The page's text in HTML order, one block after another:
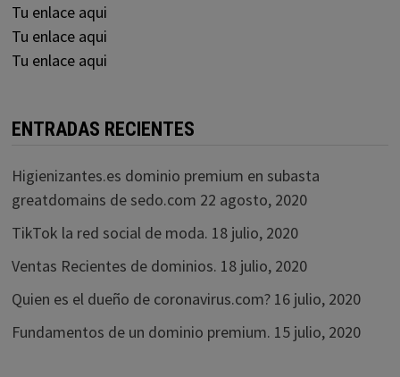
Tu enlace aqui
Tu enlace aqui
Tu enlace aqui
ENTRADAS RECIENTES
Higienizantes.es dominio premium en subasta
greatdomains de sedo.com 22 agosto, 2020
TikTok la red social de moda. 18 julio, 2020
Ventas Recientes de dominios. 18 julio, 2020
Quien es el dueño de coronavirus.com? 16 julio, 2020
Fundamentos de un dominio premium. 15 julio, 2020